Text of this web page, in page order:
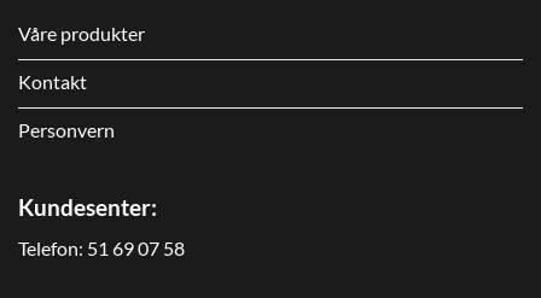
Våre produkter
Kontakt
Personvern
Kundesenter:
Telefon: 51 69 07 58